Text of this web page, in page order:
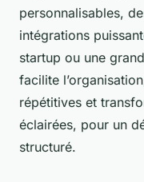
personnalisables,
intégrations
startup ou une
facilite
répétitives et
éclairées, pour un
structuré.